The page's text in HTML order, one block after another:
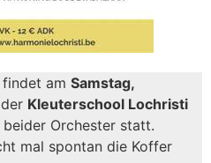
am Samstag,
Kleuterschool Lochristi
Orchester statt.
mal spontan die Koffer